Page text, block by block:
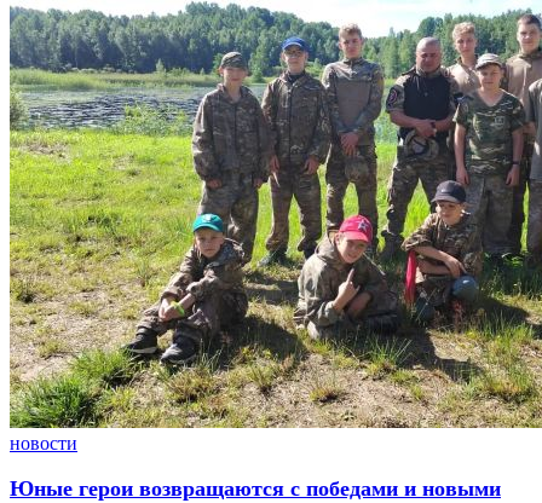
новости
Юные герои возвращаются с победами и новыми